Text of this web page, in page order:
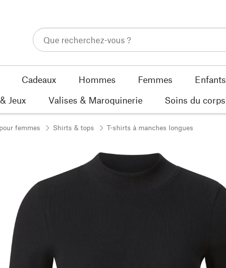
Cadeaux Hommes Femmes Enfants
Jeux
Valises & Maroquinerie Soins du corps
femmes Shirts & tops T-shirts à manches longues